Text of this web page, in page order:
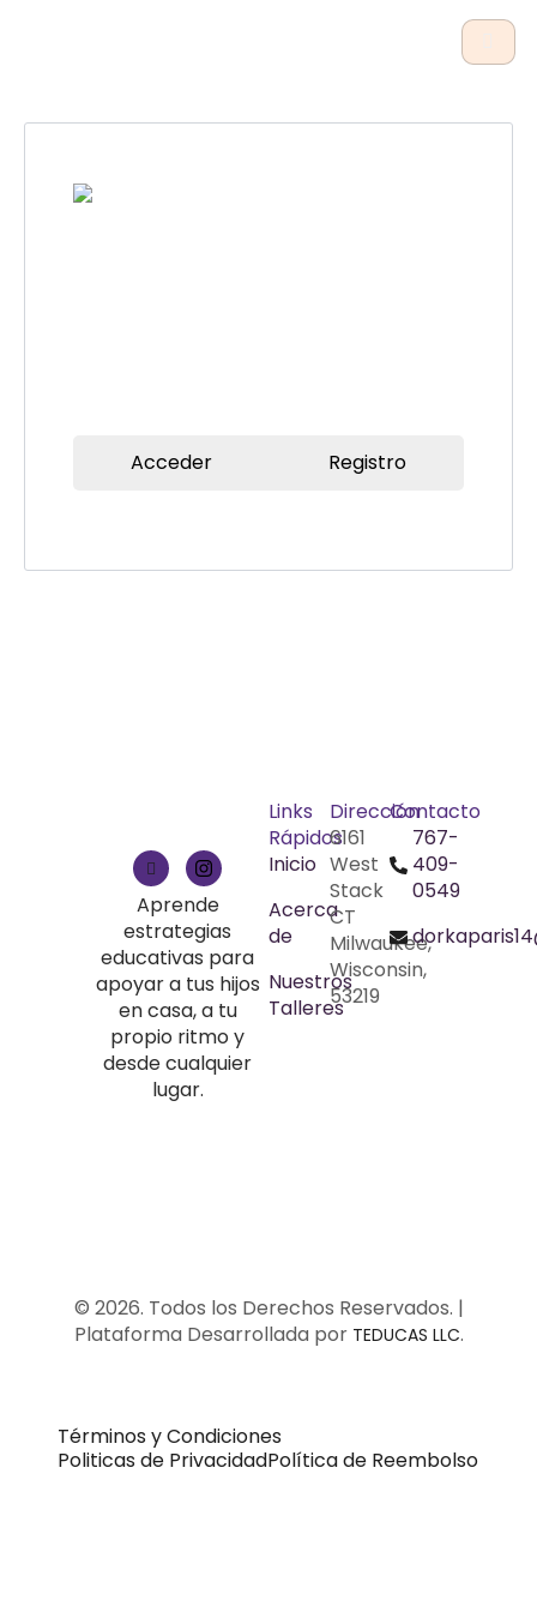
Acceder Registro
Aprende
estrategias
educativas para
apoyar a tus hijos
en casa, a tu
propio ritmo y
desde cualquier
lugar.
Links
Rápidos
Inicio
Acerca
de
Nuestros
Talleres
Dirección
6161
West
Stack
CT
Milwaukee,
Wisconsin,
53219
Contacto
767-
409-
0549
© 2026. Todos los Derechos Reservados. |
Plataforma Desarrollada por TEDUCAS LLC.
Términos y Condiciones
Politicas de PrivacidadPolítica de Reembolso